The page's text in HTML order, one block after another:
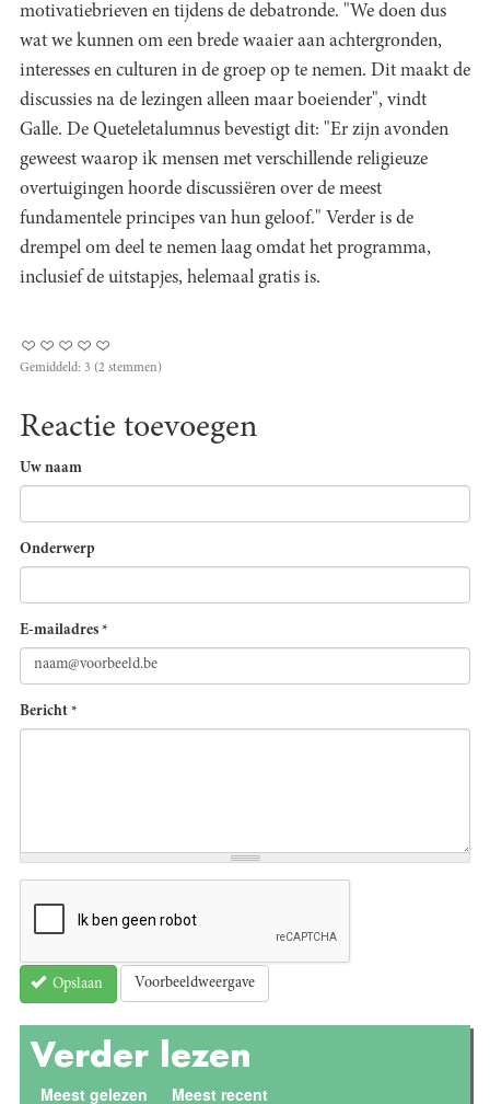
motivatiebrieven en tijdens de debatronde. "We doen dus
wat we kunnen om een brede waaier aan achtergronden,
interesses en culturen in de groep op te nemen. Dit maakt de
discussies na de lezingen alleen maar boeiender", vindt
Galle. De Queteletalumnus bevestigt dit: "Er zijn avonden
geweest waarop ik mensen met verschillende religieuze
overtuigingen hoorde discussiëren over de meest
fundamentele principes van hun geloof." Verder is de
drempel om deel te nemen laag omdat het programma,
inclusief de uitstapjes, helemaal gratis is.
Gemiddeld: 3 (2 stemmen)
Reactie toevoegen
Uw naam
Onderwerp
E-mailadres *
Bericht *
Opslaan Voorbeeldweergave
Verder lezen
Meest gelezen (actieve tabblad)
Meest recent